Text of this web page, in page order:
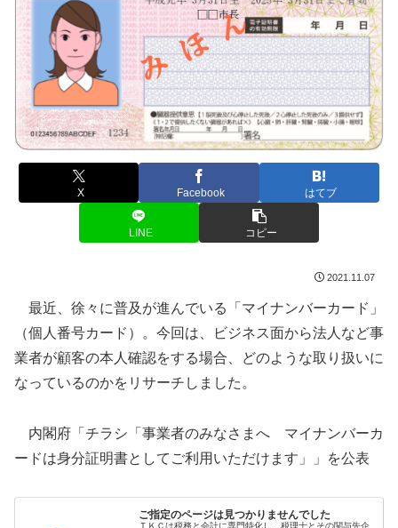
X Facebook はてブ
LINE コピー
2021.11.07
最近、徐々に普及が進んでいる「マイナンバーカード」
（個人番号カード ）。今回は、ビジネス面から法人など事
業者が顧客の本人確認をする場合、どのような取り扱いに
なっているのかをリサーチしました。
内閣府「チラシ「事業者のみなさまへ マイナンバーカ
ードは身分証明書としてご利用いただけます」」を公表
ご指定のページは見つかりませんでした